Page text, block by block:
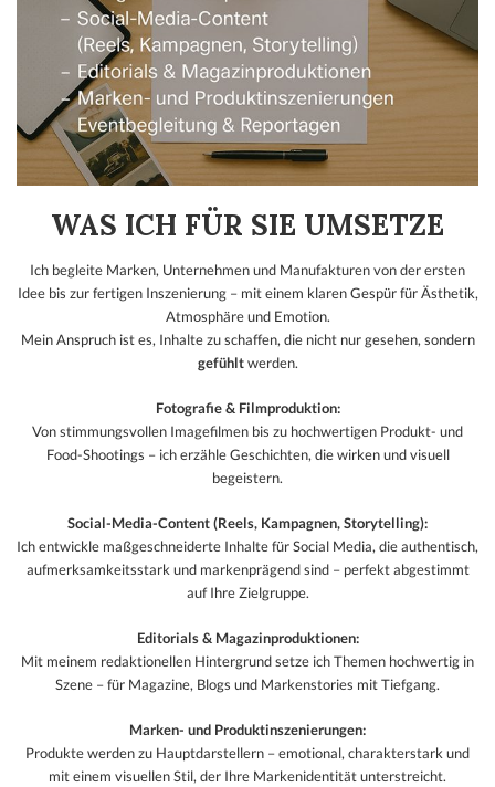
WAS ICH FÜR SIE UMSETZE
Ich begleite Marken, Unternehmen und Manufakturen von der ersten
Idee bis zur fertigen Inszenierung – mit einem klaren Gespür für Ästhetik,
Atmosphäre und Emotion.
Mein Anspruch ist es, Inhalte zu schaffen, die nicht nur gesehen, sondern
gefühltwerden.
Fotografie & Filmproduktion:
Von stimmungsvollen Imagefilmen bis zu hochwertigen Produkt- und
Food-Shootings – ich erzähle Geschichten, die wirken und visuell
begeistern.
Social-Media-Content (Reels, Kampagnen, Storytelling):
Ich entwickle maßgeschneiderte Inhalte für Social Media, die authentisch,
aufmerksamkeitsstark und markenprägend sind – perfekt abgestimmt
auf Ihre Zielgruppe.
Editorials & Magazinproduktionen:
Mit meinem redaktionellen Hintergrund setze ich Themen hochwertig in
Szene – für Magazine, Blogs und Markenstories mit Tiefgang.
Marken- und Produktinszenierungen:
Produkte werden zu Hauptdarstellern – emotional, charakterstark und
mit einem visuellen Stil, der Ihre Markenidentität unterstreicht.